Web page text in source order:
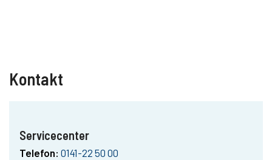
Kontakt
Servicecenter
Telefon: 0141-22 50 00